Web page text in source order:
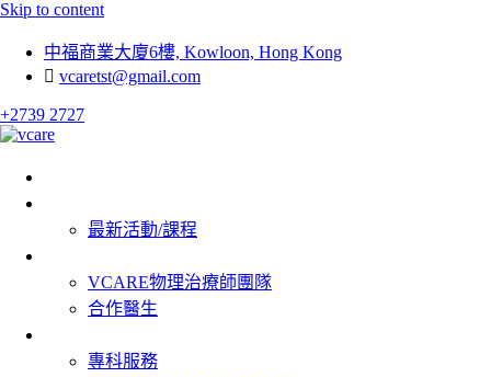
Skip to content
中福商業大廈6樓, Kowloon, Hong Kong
vcaretst@gmail.com
+2739 2727
最新活動/課程
VCARE物理治療師團隊
合作醫生
專科服務